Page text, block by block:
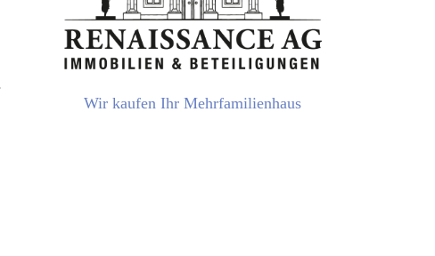
Wir kaufen Ihr Mehrfamilienhaus